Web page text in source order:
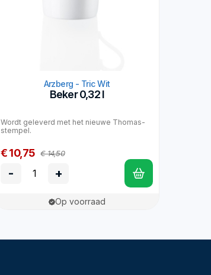
Arzberg - Tric Wit
Beker 0,32 l
Wordt geleverd met het nieuwe Thomas-
stempel.
€ 10,75 € 14,50
- +
Op voorraad